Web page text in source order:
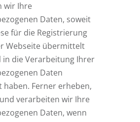
wir Ihre
Daten, soweit
für die Registrierung
Webseite übermittelt
in die Verarbeitung Ihrer
Daten
haben. Ferner erheben,
verarbeiten wir Ihre
Daten, wenn